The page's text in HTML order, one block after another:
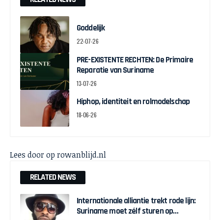
Goddelijk
22-07-26
PRE-EXISTENTE RECHTEN: De Primaire
Reparatie van Suriname
13-07-26
Hiphop, identiteit en rolmodelschap
18-06-26
Lees door op rowanblijd.nl
RELATED NEWS
Internationale alliantie trekt rode lijn:
Suriname moet zélf sturen op